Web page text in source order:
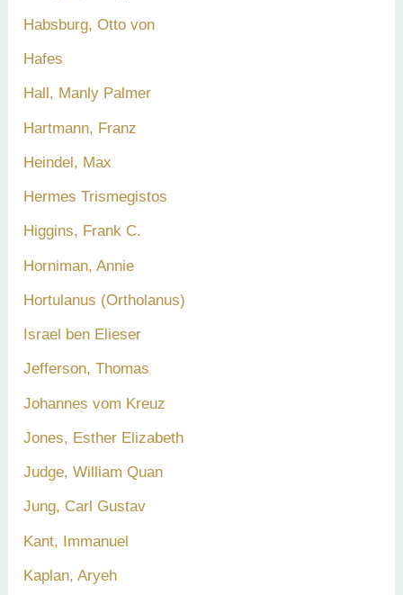
Habsburg, Otto von
Hafes
Hall, Manly Palmer
Hartmann, Franz
Heindel, Max
Hermes Trismegistos
Higgins, Frank C.
Horniman, Annie
Hortulanus (Ortholanus)
Israel ben Elieser
Jefferson, Thomas
Johannes vom Kreuz
Jones, Esther Elizabeth
Judge, William Quan
Jung, Carl Gustav
Kant, Immanuel
Kaplan, Aryeh